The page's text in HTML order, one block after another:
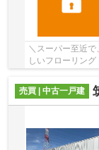
＼スーパー至近で、お
しいフローリン
売買 | 中古一戸建